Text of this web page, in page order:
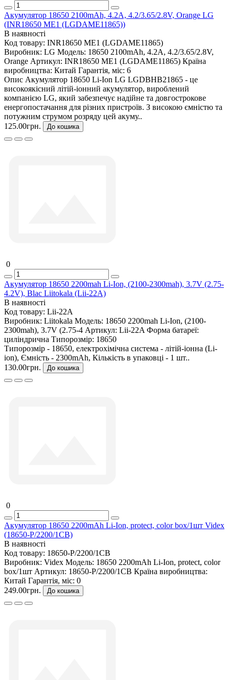
Акумулятор 18650 2100mAh, 4.2A, 4.2/3.65/2.8V, Orange LG
(INR18650 ME1 (LGDAME11865))
В наявності
Код товару: INR18650 ME1 (LGDAME11865)
Виробник: LG Модель: 18650 2100mAh, 4.2A, 4.2/3.65/2.8V,
Orange Артикул: INR18650 ME1 (LGDAME11865) Країна
виробництва: Китай Гарантія, міс: 6
Опис Акумулятор 18650 Li-Ion LG LGDBHB21865 - це
високоякісний літій-іонний акумулятор, вироблений
компанією LG, який забезпечує надійне та довгострокове
енергопостачання для різних пристроїв. З високою ємністю та
потужним струмом розряду цей акуму..
125.00грн.
До кошика
0
Акумулятор 18650 2200mah Li-Ion, (2100-2300mah), 3.7V (2.75-
4.2V), Blac Liitokala (Lii-22A)
В наявності
Код товару: Lii-22A
Виробник: Liitokala Модель: 18650 2200mah Li-Ion, (2100-
2300mah), 3.7V (2.75-4 Артикул: Lii-22A Форма батареї:
циліндрична Типорозмір: 18650
Типорозмір - 18650, електрохімічна система - літій-іонна (Li-
ion), Ємність - 2300mAh, Кількість в упаковці - 1 шт..
130.00грн.
До кошика
0
Акумулятор 18650 2200mAh Li-Ion, protect, color box/1шт Videx
(18650-P/2200/1CB)
В наявності
Код товару: 18650-P/2200/1CB
Виробник: Videx Модель: 18650 2200mAh Li-Ion, protect, color
box/1шт Артикул: 18650-P/2200/1CB Країна виробництва:
Китай Гарантія, міс: 0
249.00грн.
До кошика